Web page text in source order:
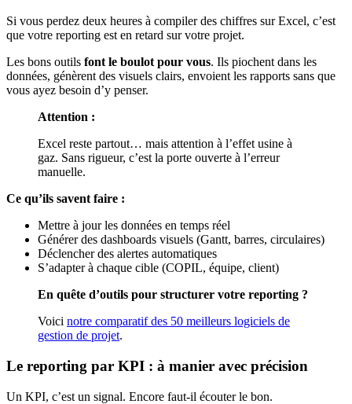
Si vous perdez deux heures à compiler des chiffres sur Excel, c’est
que votre reporting est en retard sur votre projet.
Les bons outils font le boulot pour vous. Ils piochent dans les
données, génèrent des visuels clairs, envoient les rapports sans que
vous ayez besoin d’y penser.
Attention :
Excel reste partout… mais attention à l’effet usine à
gaz. Sans rigueur, c’est la porte ouverte à l’erreur
manuelle.
Ce qu’ils savent faire :
Mettre à jour les données en temps réel
Générer des dashboards visuels (Gantt, barres, circulaires)
Déclencher des alertes automatiques
S’adapter à chaque cible (COPIL, équipe, client)
En quête d’outils pour structurer votre reporting ?
Voici notre comparatif des 50 meilleurs logiciels de
gestion de projet.
Le reporting par KPI : à manier avec précision
Un KPI, c’est un signal. Encore faut-il écouter le bon.